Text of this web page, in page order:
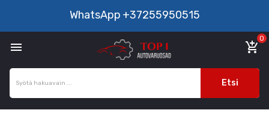
WhatsApp +37255950515
 add_shopping_cart
0
Etsi